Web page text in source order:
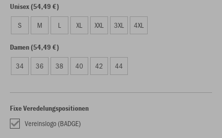
Unisex (54,49 €)
S M L XL XXL 3XL 4XL
Damen (54,49 €)
34 36 38 40 42 44
Fixe Veredelungspositionen
Vereinslogo (BADGE)